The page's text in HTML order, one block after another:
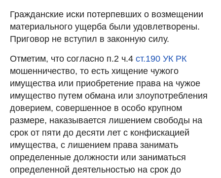
Гражданские иски потерпевших о возмещении
материального ущерба были удовлетворены.
Приговор не вступил в законную силу.
Отметим, что согласно п.2 ч.4 ст.190 УК РК
мошенничество, то есть хищение чужого
имущества или приобретение права на чужое
имущество путем обмана или злоупотребления
доверием, совершенное в особо крупном
размере, наказывается лишением свободы на
срок от пяти до десяти лет с конфискацией
имущества, с лишением права занимать
определенные должности или заниматься
определенной деятельностью на срок до